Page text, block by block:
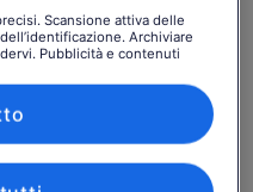
per l'acquisto)
di
Scansione attiva delle
Archiviare
Pubblicità e contenuti
di servizi.